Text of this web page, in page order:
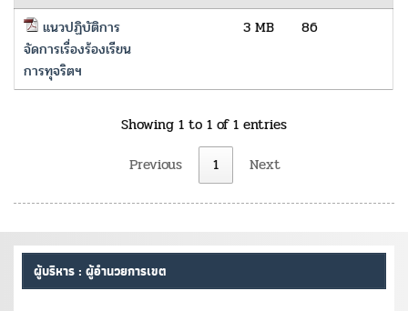
แนวปฏิบัติการ
จัดการเรื่องร้องเรียน
การทุจริตฯ
3 MB 86
Showing 1 to 1 of 1 entries
Previous
1 Next
ผู้บริหาร : ผู้อำนวยการเขต